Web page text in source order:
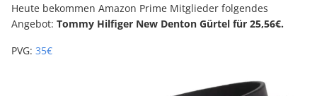
Heute bekommen Amazon Prime Mitglieder folgendes
Angebot: Tommy Hilfiger New Denton Gürtel für 25,56€.
PVG: 35€